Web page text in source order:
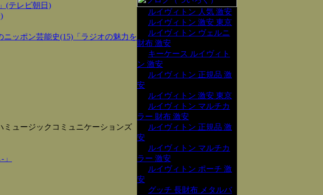
(テレビ朝日)
ニッポン芸能史(15)「ラジオの魅力を
ミュージックコミュニケーションズ
ルイヴィトン 人気 激安
ルイヴィトン 激安 東京
ルイヴィトン ヴェルニ
財布 激安
キーケース ルイヴィト
ン 激安
ルイヴィトン 正規品 激
安
ルイヴィトン 激安 東京
ルイヴィトン マルチカ
ラー 財布 激安
ルイヴィトン 正規品 激
安
ルイヴィトン マルチカ
ラー 激安
ルイヴィトン ポーチ 激
安
グッチ 長財布 メタルバ